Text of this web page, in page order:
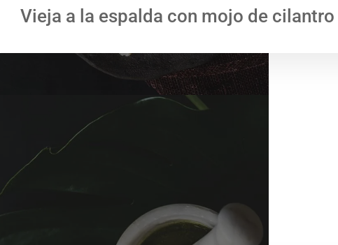
Vieja a la espalda con mojo de cilantro